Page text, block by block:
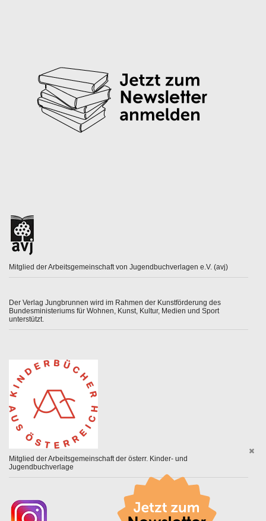
Mitglied der Arbeitsgemeinschaft von Jugendbuchverlagen e.V. (avj)
Der Verlag Jungbrunnen wird im Rahmen der Kunstförderung des
Bundesministeriums für Wohnen, Kunst, Kultur, Medien und Sport
unterstützt.
Mitglied der Arbeitsgemeinschaft der österr. Kinder- und
Jugendbuchverlage